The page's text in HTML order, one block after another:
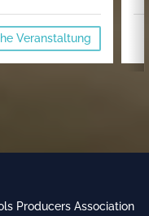
Veranstaltung
Producers Association